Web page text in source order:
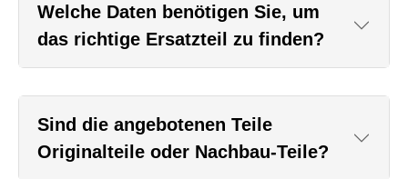
Welche Daten benötigen Sie, um
das richtige Ersatzteil zu finden?
Sind die angebotenen Teile
Originalteile oder Nachbau-Teile?